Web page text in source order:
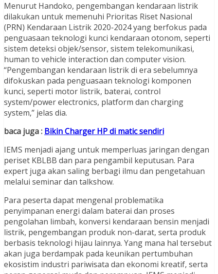
Menurut Handoko, pengembangan kendaraan listrik
dilakukan untuk memenuhi Prioritas Riset Nasional
(PRN) Kendaraan Listrik 2020-2024 yang berfokus pada
penguasaan teknologi kunci kendaraan otonom, seperti
sistem deteksi objek/sensor, sistem telekomunikasi,
human to vehicle interaction dan computer vision.
“Pengembangan kendaraan listrik di era sebelumnya
difokuskan pada penguasaan teknologi komponen
kunci, seperti motor listrik, baterai, control
system/power electronics, platform dan charging
system,” jelas dia.
baca juga : Bikin Charger HP di matic sendiri
IEMS menjadi ajang untuk memperluas jaringan dengan
periset KBLBB dan para pengambil keputusan. Para
expert juga akan saling berbagi ilmu dan pengetahuan
melalui seminar dan talkshow.
Para peserta dapat mengenal problematika
penyimpanan energi dalam baterai dan proses
pengolahan limbah, konversi kendaraan bensin menjadi
listrik, pengembangan produk non-darat, serta produk
berbasis teknologi hijau lainnya. Yang mana hal tersebut
akan juga berdampak pada keunikan pertumbuhan
ekosistim industri pariwisata dan ekonomi kreatif, serta